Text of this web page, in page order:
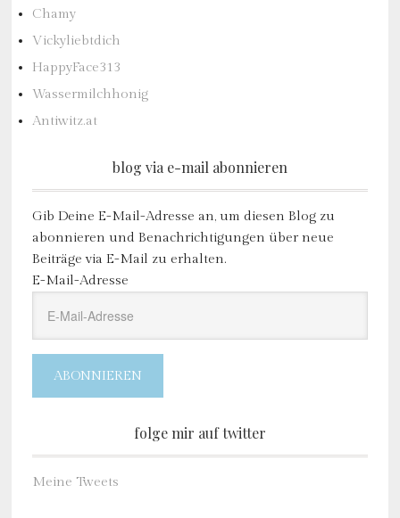
Chamy
Vickyliebtdich
HappyFace313
Wassermilchhonig
Antiwitz.at
blog via e-mail abonnieren
Gib Deine E-Mail-Adresse an, um diesen Blog zu
abonnieren und Benachrichtigungen über neue
Beiträge via E-Mail zu erhalten.
E-Mail-Adresse
ABONNIEREN
folge mir auf twitter
Meine Tweets